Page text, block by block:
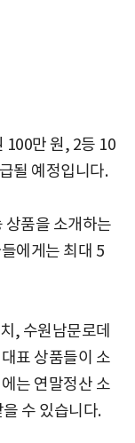
100만 원, 2등 10
될 예정입니다.
상품을 소개하는
에게는 최대 5
, 수원남문로데
표 상품들이 소
는 연말정산 소
수 있습니다.